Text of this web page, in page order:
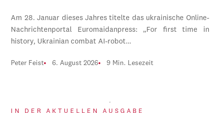
Am 28. Januar dieses Jahres titelte das ukrainische Online-
Nachrichtenportal Euromaidanpress: „For first time in
history, Ukrainian combat AI-robot…
Peter Feist 6. August 2026 9 Min. Lesezeit
IN DER AKTUELLEN AUSGABE